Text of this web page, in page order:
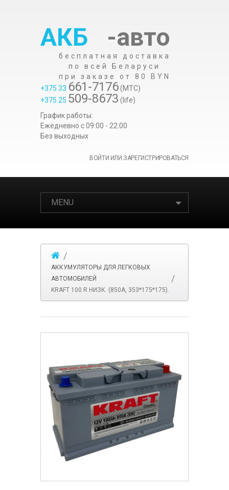
АКБ -авто
бесплатная доставка
по всей Беларуси
при заказе от 80 BYN
+375 33 661-7176(МТС)
+375 25 509-8673 (life)
График работы:
Ежедневно c 09:00 - 22:00
Без выходных
ВОЙТИ ИЛИ ЗАРЕГИСТРИРОВАТЬСЯ
MENU
АККУМУЛЯТОРЫ ДЛЯ ЛЕГКОВЫХ
АВТОМОБИЛЕЙ
KRAFT 100 R НИЗК. (850A, 353*175*175).